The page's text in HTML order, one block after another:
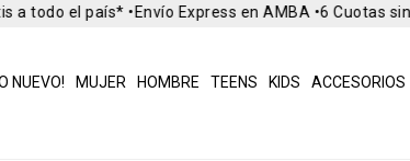
NUEVO! MUJER HOMBRE TEENS KIDS ACCESORIOS
a todo el país* •Envío Express en AMBA • 6 Cuotas